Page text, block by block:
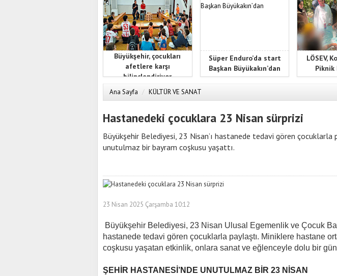
Büyükşehir, çocukları
afetlere karşı
bilinçlendiriyor
Süper Enduro’da start
Başkan Büyükakın’dan
LÖSEV,
Piknik
Ana Sayfa / KÜLTÜR VE SANAT
Hastanedeki çocuklara 23 Nisan sürprizi
Büyükşehir Belediyesi, 23 Nisan’ı hastanede tedavi gören çocuklarla
unutulmaz bir bayram coşkusu yaşattı.
23 Nisan 2025 Çarşamba 10:12
Büyükşehir Belediyesi, 23 Nisan Ulusal Egemenlik ve Çocuk
hastanede tedavi gören çocuklarla paylaştı. Miniklere hastane
coşkusu yaşatan etkinlik, onlara sanat ve eğlenceyle dolu bir
ŞEHİR HASTANESİ’NDE UNUTULMAZ BİR 23 NİSAN